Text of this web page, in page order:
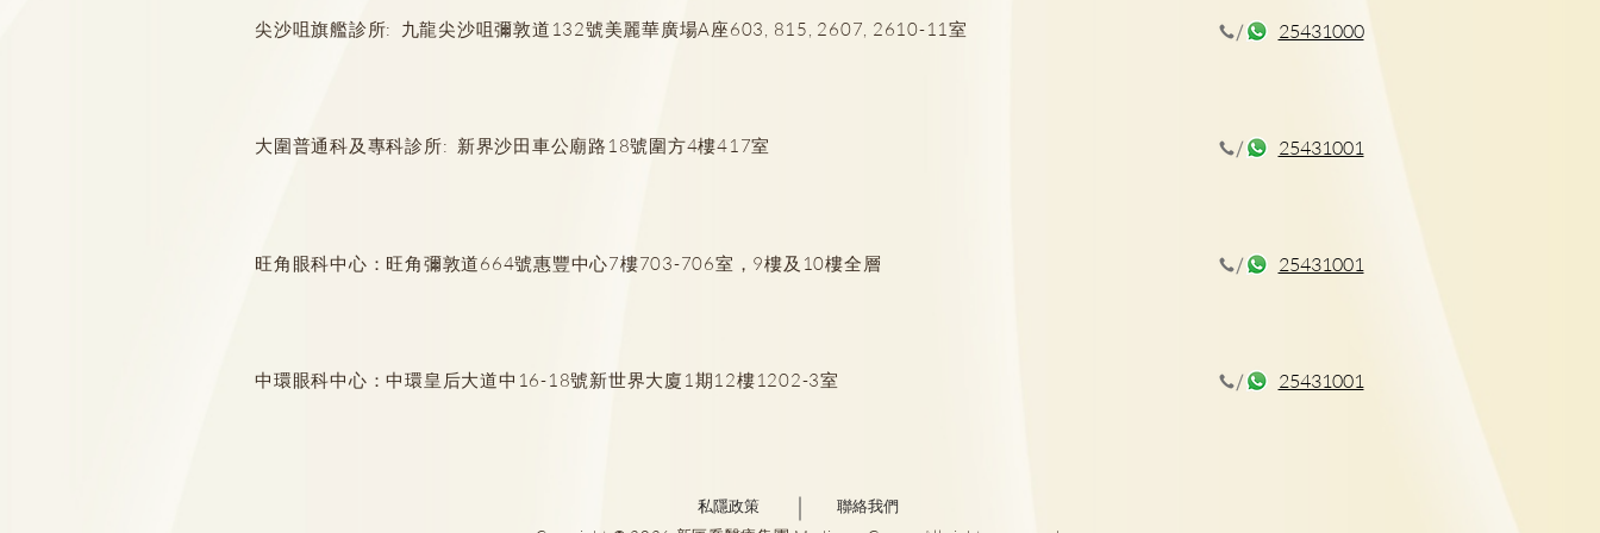
肺結節風險評估
尖沙咀旗艦診所: 九龍尖沙咀彌敦道132號美麗華廣場A座603, 815, 2607, 2610-11室 25431000
大圍普通科及專科診所: 新界沙田車公廟路18號圍方4樓417室 25431001
旺角眼科中心：旺角彌敦道664號惠豐中心7樓703-706室，9樓及10樓全層 25431001
中環眼科中心：中環皇后大道中16-18號新世界大廈1期12樓1202-3室 25431001
私隱政策
聯絡我們